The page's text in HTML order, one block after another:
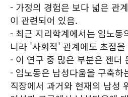
- 가정의 경험은 보다 넓은 관
이 관련되어 있음.
- 최근 지리학계에서는 임노
니라 '사회적' 관계에도 초점
- 이 연구 중 많은 부분은 젠더
- 임노동은 남성다움을 구축하
직장에서 과거와 현재의 남성